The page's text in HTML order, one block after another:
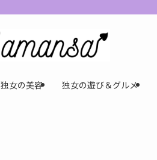
独女の美容 独女の遊び＆グルメ